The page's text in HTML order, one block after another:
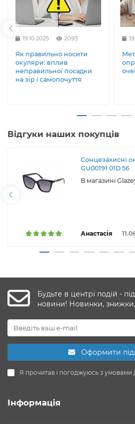
19.10.2025 2093
Як правильно носити
окуляри: вплив
неправильної посадки
на зір і самопочуття
Відгуки наших покупців
Сонцезахисні
GU00191 01D 56
В магазині
Анастасія
Будьте в центрі подій -
новини! Новинки, знижки,
Оформити
Я прочитав і погоджуюсь з умовами
Інформація